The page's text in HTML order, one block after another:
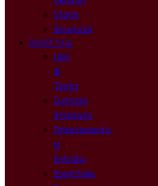
Storia
Sicurezza
DIDATTICA
Libri
di
Testo
Curricolo
d’Istituto
Orientamento
in
Entrata
Eportfolio